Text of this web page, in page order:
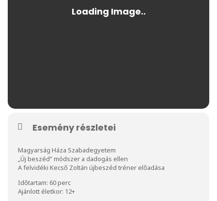
Esemény részletei
Magyarság Háza Szabadegyetem
„Új beszéd” módszer a dadogás ellen
A felvidéki Kecső Zoltán újbeszéd tréner előadása
Időtartam: 60 perc
Ajánlott életkor: 12+